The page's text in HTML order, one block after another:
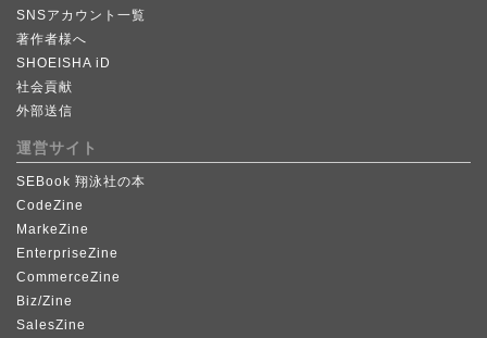
SNSアカウント一覧
著作者様へ
SHOEISHA iD
社会貢献
外部送信
運営サイト
SEBook 翔泳社の本
CodeZine
MarkeZine
EnterpriseZine
CommerceZine
Biz/Zine
SalesZine